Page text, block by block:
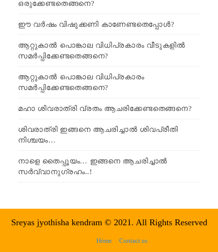
ഒരുക്കേണ്ടതെങ്ങനെ?
ഈ വർഷം വിഷുക്കണി കാണേണ്ടതെപ്പോൾ?
ആറ്റുകാൽ പൊങ്കാല വിധിപ്രകാരം വീടുകളിൽ
സമർപ്പിക്കേണ്ടതെങ്ങനെ?
ആറ്റുകാൽ പൊങ്കാല വിധിപ്രകാരം
സമർപ്പിക്കേണ്ടതെങ്ങനെ?
മഹാ ശിവരാത്രി വ്രതം ആചരിക്കേണ്ടതെങ്ങനെ?
ശിവരാത്രി ഇങ്ങനെ ആചരിച്ചാൽ ശിവപ്രീതി
നിശ്ചയം…
നാളെ തൈപ്പൂയം… ഇങ്ങനെ ആചരിച്ചാൽ
സർവ്വാനുഗ്രഹം..!
Sreyas jyothisha kendram © 2021. All Rights Reserved
Home Contact us